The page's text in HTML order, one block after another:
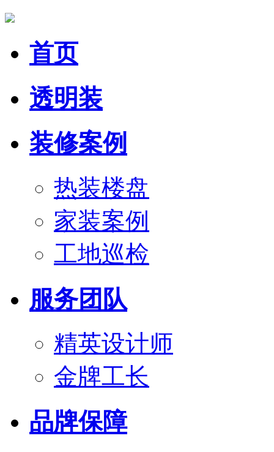
首页
透明装
装修案例
热装楼盘
家装案例
工地巡检
服务团队
精英设计师
金牌工长
品牌保障